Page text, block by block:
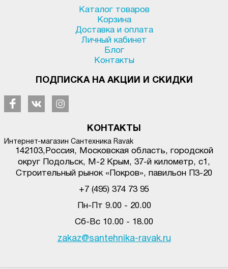
Каталог товаров
Корзина
Доставка и оплата
Личный кабинет
Блог
Контакты
ПОДПИСКА НА АКЦИИ И СКИДКИ
КОНТАКТЫ
Интернет-магазин Сантехника Ravak
142103, Россия, Московская область, городской
округ Подольск, М-2 Крым, 37-й километр, с1 ,
Строительный рынок «Покров», павильон П3-20
+7 (495) 374 73 95
Пн-Пт 9.00 - 20.00
Сб-Вс 10.00 - 18.00
zakaz@santehnika-ravak.ru